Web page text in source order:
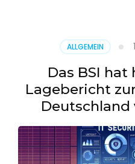
ALLGEMEIN
Das BSI
Lagebericht